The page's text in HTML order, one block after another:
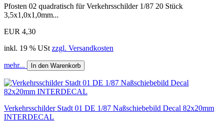
Pfosten 02 quadratisch für Verkehrsschilder 1/87 20 Stück
3,5x1,0x1,0mm...
EUR 4,30
inkl. 19 % USt zzgl. Versandkosten
mehr... In den Warenkorb
Verkehrsschilder Stadt 01 DE 1/87 Naßschiebebild Decal 82x20mm
INTERDECAL